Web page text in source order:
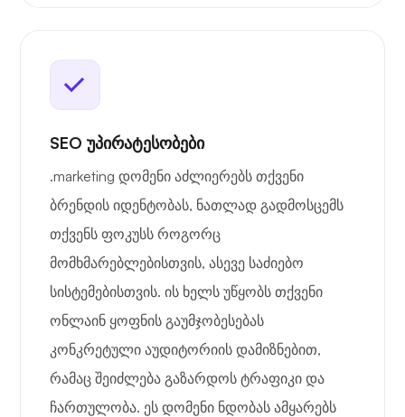
SEO უპირატესობები
.marketing დომენი აძლიერებს თქვენი
ბრენდის იდენტობას, ნათლად გადმოსცემს
თქვენს ფოკუსს როგორც
მომხმარებლებისთვის, ასევე საძიებო
სისტემებისთვის. ის ხელს უწყობს თქვენი
ონლაინ ყოფნის გაუმჯობესებას
კონკრეტული აუდიტორიის დამიზნებით,
რამაც შეიძლება გაზარდოს ტრაფიკი და
ჩართულობა. ეს დომენი ნდობას ამყარებს